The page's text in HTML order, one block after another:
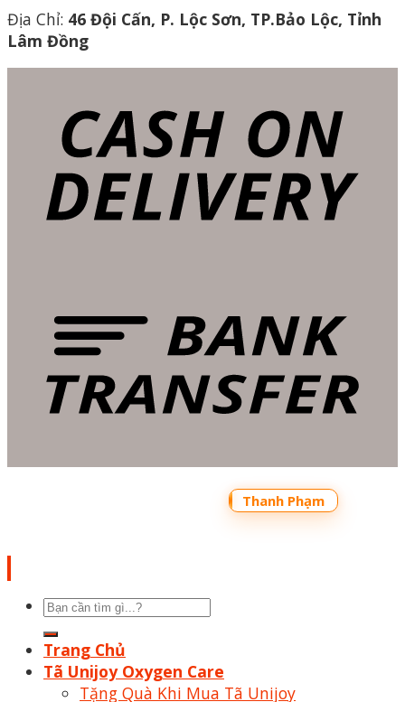
Địa Chỉ: 46 Đội Cấn, P. Lộc Sơn, TP.Bảo Lộc, Tỉnh
Lâm Đồng
Thanh Phạm
Tìm
kiếm:
Trang Chủ
Tã Unijoy Oxygen Care
Tặng Quà Khi Mua Tã Unijoy